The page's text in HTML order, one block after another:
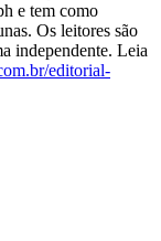
e tem como
Os leitores são
independente. Leia
editorial-